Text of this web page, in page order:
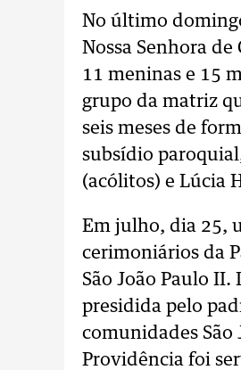
No último
Nossa Senhora
11 meninas e 15
grupo da matriz
seis meses de
subsídio
(acólitos) e Lúcia
Em julho, dia 25,
cerimoniários da
São João Paulo
presidida pelo
comunidades São
Providência foi